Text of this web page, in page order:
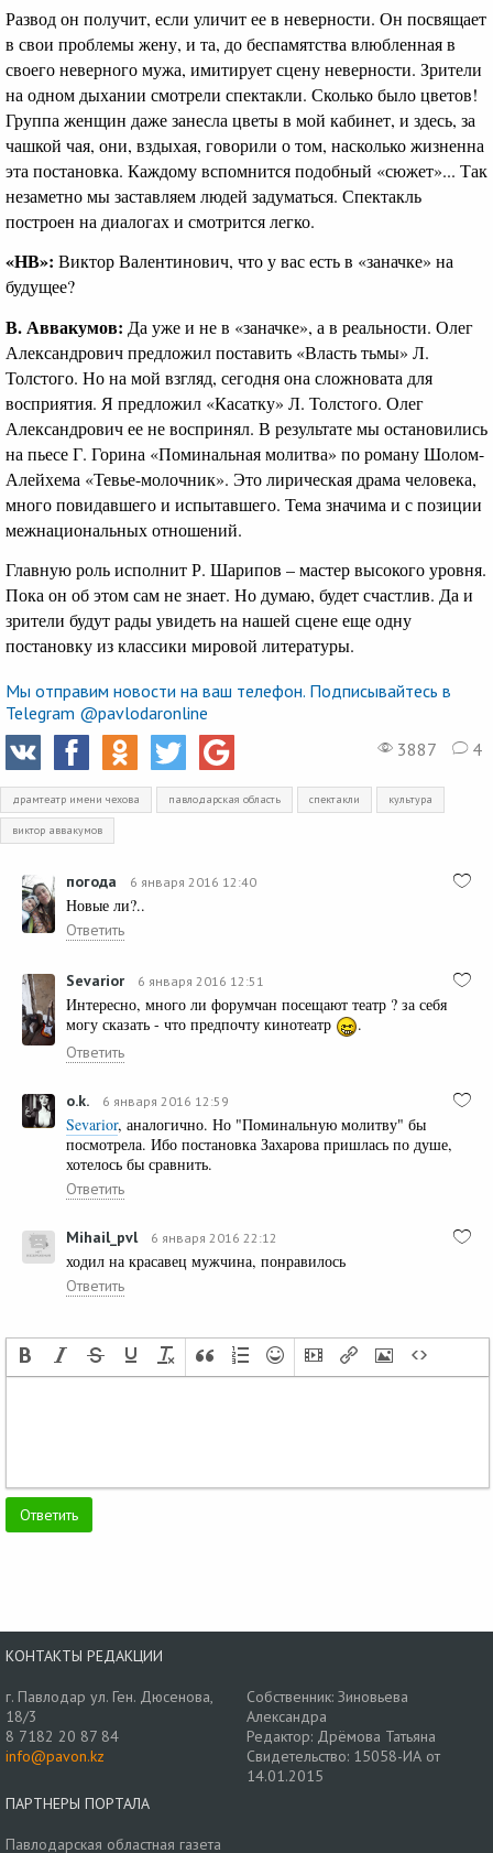
Развод он получит, если уличит ее в неверности. Он посвящает
в свои проблемы жену, и та, до беспамятства влюбленная в
своего неверного мужа, имитирует сцену неверности. Зрители
на одном дыхании смотрели спектакли. Сколько было цветов!
Группа женщин даже занесла цветы в мой кабинет, и здесь, за
чашкой чая, они, вздыхая, говорили о том, насколько жизненна
эта постановка. Каждому вспомнится подобный «сюжет»... Так
незаметно мы заставляем людей задуматься. Спектакль
построен на диалогах и смотрится легко.
«НВ»: Виктор Валентинович, что у вас есть в «заначке» на
будущее?
В. Аввакумов: Да уже и не в «заначке», а в реальности. Олег
Александрович предложил поставить «Власть тьмы» Л.
Толстого. Но на мой взгляд, сегодня она сложновата для
восприятия. Я предложил «Касатку» Л. Толстого. Олег
Александрович ее не воспринял. В результате мы остановились
на пьесе Г. Горина «Поминальная молитва» по роману Шолом-
Алейхема «Тевье-молочник». Это лирическая драма человека,
много повидавшего и испытавшего. Тема значима и с позиции
межнациональных отношений.
Главную роль исполнит Р. Шарипов – мастер высокого уровня.
Пока он об этом сам не знает. Но думаю, будет счастлив. Да и
зрители будут рады увидеть на нашей сцене еще одну
постановку из классики мировой литературы.
Мы отправим новости на ваш телефон. Подписывайтесь в
Telegram @pavlodaronline
3887
4
драмтеатр имени чехова павлодарская область спектакли культура
виктор аввакумов
погода 6 января 2016 12:40
Новые ли?..
Ответить
Sevarior 6 января 2016 12:51
Интересно, много ли форумчан посещают театр ? за себя
могу сказать - что предпочту кинотеатр
.
Ответить
o.k. 6 января 2016 12:59
Sevarior, аналогично. Но "Поминальную молитву" бы
посмотрела. Ибо постановка Захарова пришлась по душе,
хотелось бы сравнить.
Ответить
Mihail_pvl 6 января 2016 22:12
ходил на красавец мужчина, понравилось
Ответить
КОНТАКТЫ РЕДАКЦИИ
г. Павлодар ул. Ген. Дюсенова,
18/3
8 7182 20 87 84
info@pavon.kz
Собственник: Зиновьева
Александра
Редактор: Дрёмова Татьяна
Свидетельство: 15058-ИА от
14.01.2015
ПАРТНЕРЫ ПОРТАЛА
Павлодарская областная газета